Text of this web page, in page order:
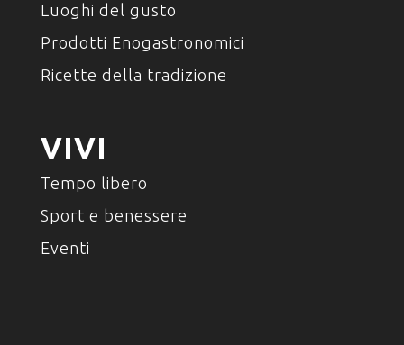
Luoghi del gusto
Prodotti Enogastronomici
Ricette della tradizione
VIVI
Tempo libero
Sport e benessere
Eventi